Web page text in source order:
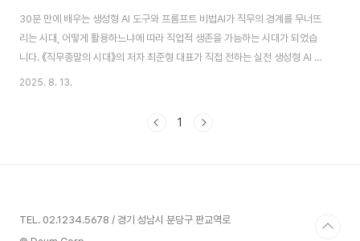
30분 만에 배우는 생성형 AI 도구와 프롬프트 비법AI가 직무의 경계를 무너뜨
리는 시대, 어떻게 활용하느냐에 따라 직업적 생존을 가늠하는 시대가 되었습
니다. 《직무종말의 시대》의 저자 최준형 대표가 직접 전하는 실전 생성형 AI 활
용법을 2부에서 만나보세요. 30분 만에 생성형AI도구 프롬프트 비법까지 전
GPTable, 감마AI, 릴리스AI 등 다양한 AI 도구의 특성과 활용법을 실제 사례
2025. 8. 13.
1
TEL. 02.1234.5678 / 경기 성남시 분당구 판교역로